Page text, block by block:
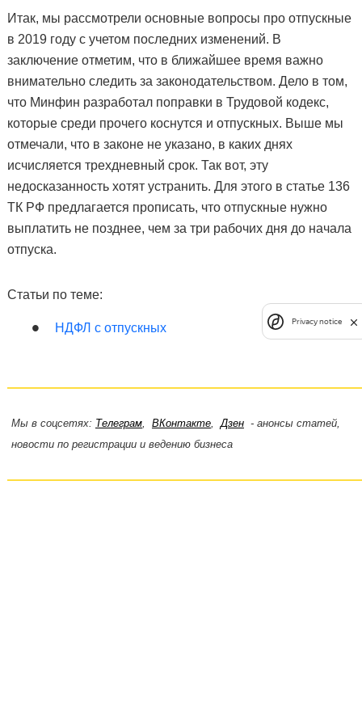
Итак, мы рассмотрели основные вопросы про отпускные
в 2019 году с учетом последних изменений. В
заключение отметим, что в ближайшее время важно
внимательно следить за законодательством. Дело в том,
что Минфин разработал поправки в Трудовой кодекс,
которые среди прочего коснутся и отпускных. Выше мы
отмечали, что в законе не указано, в каких днях
исчисляется трехдневный срок. Так вот, эту
недосказанность хотят устранить. Для этого в статье 136
ТК РФ предлагается прописать, что отпускные нужно
выплатить не позднее, чем за три рабочих дня до начала
отпуска.
Статьи по теме:
НДФЛ с отпускных
Мы в соцсетях: Телеграм, ВКонтакте,Дзен- анонсы статей,
новости по регистрации и ведению бизнеса
Privacy notice